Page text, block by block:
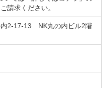
請求ください。
内2-17-13 NK丸の内ビル2階